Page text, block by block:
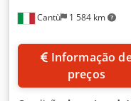
Cantù 1 584 km
preços